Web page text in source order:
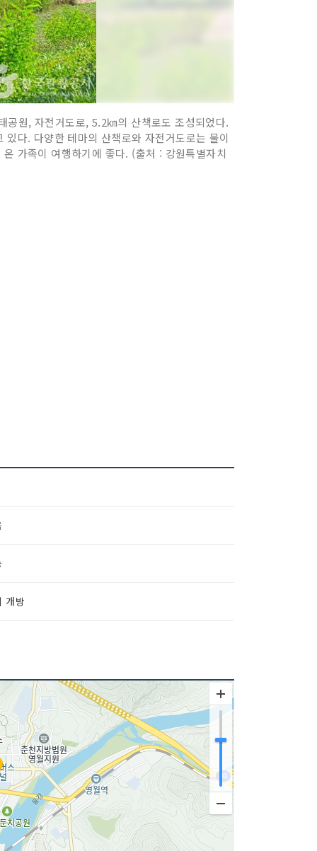
공원, 자전거도로, 5.2㎞의 산책로도 조성되었다.
다. 다양한 테마의 산책로와 자전거도로는 물이
가족이 여행하기에 좋다. (출처 : 강원특별자치
개방